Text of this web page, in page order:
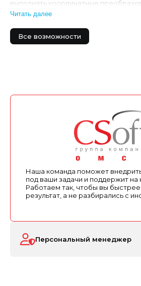
выполнять координатные
Контур участка, здания и других
Читать далее
Все возможности
Наша команда поможет
под ваши задачи и поддержит на
Работаем так, чтобы вы быстрее
результат, а не разбирались с
Персональный менеджер